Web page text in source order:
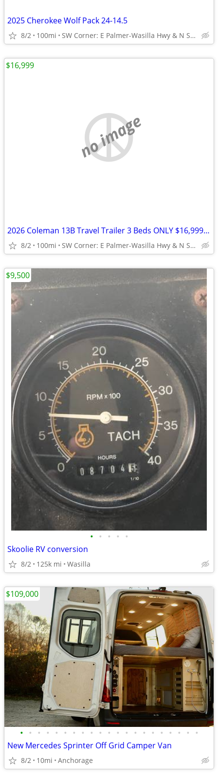
2025 Cherokee Wolf Pack 24-14.5
8/2 100mi SW Corner: E Palmer-Wasilla Hwy & N Seward Meridian Pkwy
no image
2026 Coleman 13B Travel Trailer 3 Beds ONLY $16,999 16', 2526 lbs dry!
8/2 100mi SW Corner: E Palmer-Wasilla Hwy & N Seward Meridian Pkwy
$16,999
• • • • •
Skoolie RV conversion
8/2 125k mi Wasilla
$9,500
• • • • • • • • • • • • • • • • • • • • •
New Mercedes Sprinter Off Grid Camper Van
8/2 10mi Anchorage
$109,000